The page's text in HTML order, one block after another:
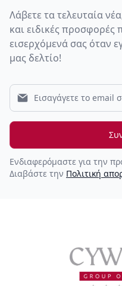
Λάβετε τα τελευταία
και ειδικές
εισερχόμενά σας όταν
μας δελτίο!
Ενδιαφερόμαστε για την
Διαβάστε την Πολιτική